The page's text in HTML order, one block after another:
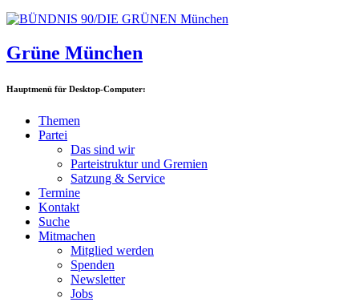
Grüne München
Hauptmenü für Desktop-Computer:
Themen
Partei
Das sind wir
Parteistruktur und Gremien
Satzung & Service
Termine
Kontakt
Suche
Mitmachen
Mitglied werden
Spenden
Newsletter
Jobs